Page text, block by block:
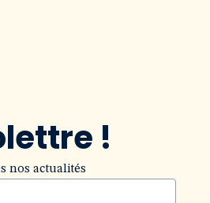
!
nos actualités